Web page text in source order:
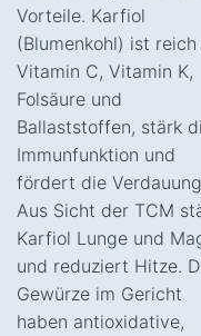
Vorteile. Karfiol
(Blumenkohl) ist reich
Vitamin C, Vitamin K,
Folsäure und
Ballaststoffen, stärk
Immunfunktion und
fördert die
Aus Sicht der TCM
Karfiol Lunge und
und reduziert Hitze.
Gewürze im Gericht
haben antioxidative,